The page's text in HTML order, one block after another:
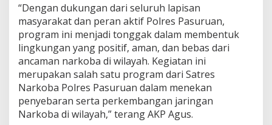
r
a
m
D
i
W
i
k
u
m
“Dengan dukungan dari seluruh lapisan
masyarakat dan peran aktif Polres Pasuruan,
program ini menjadi tonggak dalam membentuk
lingkungan yang positif, aman, dan bebas dari
ancaman narkoba di wilayah. Kegiatan ini
merupakan salah satu program dari Satres
Narkoba Polres Pasuruan dalam menekan
penyebaran serta perkembangan jaringan
Narkoba di wilayah,” terang AKP Agus.